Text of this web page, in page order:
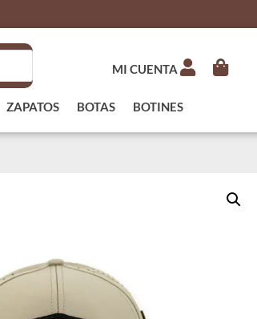
MI CUENTA
ZAPATOS BOTAS BOTINES